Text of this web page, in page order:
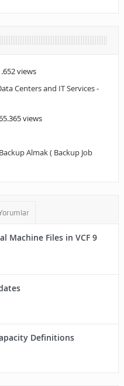
views
Centers and IT Services-
views
Almak ( Backup Job
Machine Files in VCF 9
Definitions